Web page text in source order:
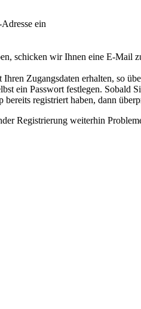
ein
schicken wir Ihnen eine E-Mail
Zugangsdaten erhalten, so
ein Passwort festlegen.
bereits registriert haben, dann
Registrierung weiterhin